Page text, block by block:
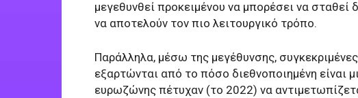
μεγεθυνθεί προκειμένου να μπορέσει να σταθεί
να αποτελούν τον πιο λειτουργικό τρόπο.
Παράλληλα, μέσω της μεγέθυνσης,
εξαρτώνται από το πόσο διεθνοποιημένη είναι
ευρωζώνης πέτυχαν (το 2022) να